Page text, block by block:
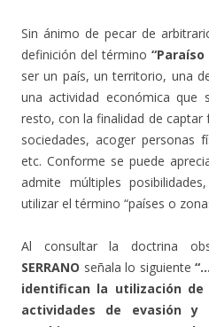
Sin ánimo de pecar de
definición del término “Paraíso
ser un país, un territorio, una
una actividad económica que
resto, con la finalidad de
sociedades, acoger personas
etc. Conforme se puede
admite múltiples
utilizar el término “países o
Al consultar la doctrina
SERRANO señala lo siguiente
identifican la utilización
actividades de evasión